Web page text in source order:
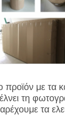
προϊόν με τα
τη
τα